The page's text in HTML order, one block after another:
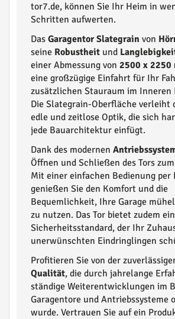
tor7.de, können Sie Ihr Heim in
Schritten aufwerten.
Das Garagentor Slategrain von
seine Robustheit und
einer Abmessung von 2500 x 2250
eine großzügige Einfahrt für Ihr
zusätzlichen Stauraum im Inneren
Die Slategrain-Oberfläche verleiht
edle und zeitlose Optik, die sich
jede Bauarchitektur einfügt.
Dank des modernen
Öffnen und Schließen des Tors
Mit einer einfachen Bedienung per
genießen Sie den Komfort und die
Bequemlichkeit, Ihre Garage
zu nutzen. Das Tor bietet zudem
Sicherheitsstandard, der Ihr
unerwünschten Eindringlingen
Profitieren Sie von der
Qualität, die durch jahrelange
ständige Weiterentwicklungen im
Garagentore und Antriebssysteme
wurde. Vertrauen Sie auf ein